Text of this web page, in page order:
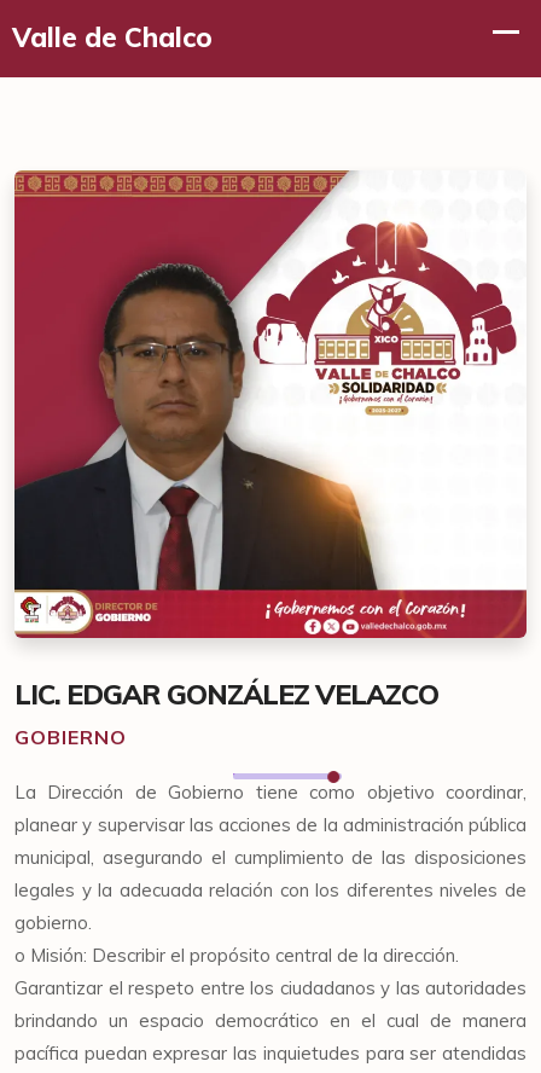
LIC. EDGAR GONZÁLEZ VELAZCO
GOBIERNO
La Dirección de Gobierno tiene como objetivo coordinar,
planear y supervisar las acciones de la administración pública
municipal, asegurando el cumplimiento de las disposiciones
legales y la adecuada relación con los diferentes niveles de
gobierno.
o Misión: Describir el propósito central de la dirección.
Garantizar el respeto entre los ciudadanos y las autoridades
brindando un espacio democrático en el cual de manera
pacífica puedan expresar las inquietudes para ser atendidas